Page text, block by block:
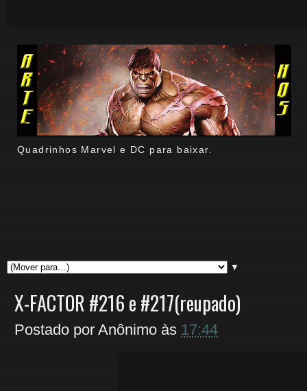
Quadrinhos Marvel e DC para baixar.
▼
X-FACTOR #216 e #217(reupado)
Postado por Anônimo às 17:44